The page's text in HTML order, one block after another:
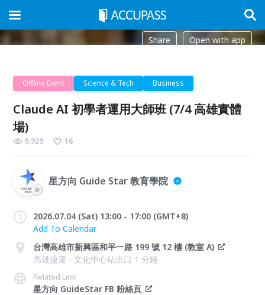
Share Open with app
Offline Event Science & Tech Business
Claude AI 初學者運用大師班 (7/4 高雄實體
場)
5,929 16
星方向 Guide Star 教育學院
2026.07.04 (Sat) 13:00 - 17:00 (GMT+8)
Add To Calendar
台灣高雄市新興區和平一路 199 號 12 樓 (教室 A)
高雄捷運 - 文化中心站出口 1 分鐘
Related Link
星方向 GuideStar FB 粉絲頁